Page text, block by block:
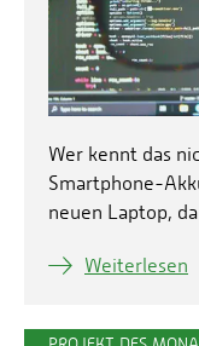
Wer kennt das
Smartphone-
neuen Laptop,
Weiterlesen